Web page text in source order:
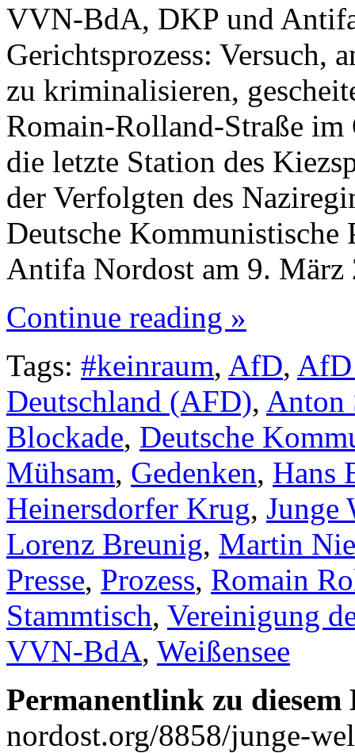
VVN-BdA, DKP und
Gerichtsprozess: Versuch,
zu kriminalisieren,
Romain-Rolland-Straße
die letzte Station des
der Verfolgten des
Deutsche
Antifa Nordost am 9.
Continue reading »
Tags: #keinraum, AfD, AfD
Deutschland (AFD), Anton
Blockade, Deutsche
Mühsam, Gedenken, Hans
Heinersdorfer Krug, Junge
Lorenz Breunig, Martin
Presse, Prozess, Romain
Stammtisch, Vereinigung
VVN-BdA, Weißensee
Permanentlink zu
nordost.org/8858/junge-